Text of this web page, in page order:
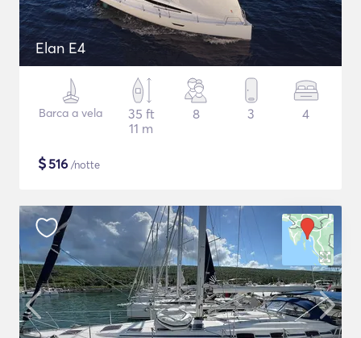
Elan E4
Barca a vela
35 ft
11 m
8 3 4
$516 /notte